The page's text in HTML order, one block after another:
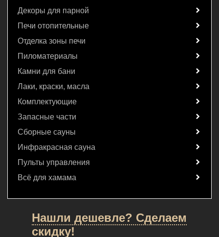
Декоры для парной
Печи отопительные
Отделка зоны печи
Пиломатериалы
Камни для бани
Лаки, краски, масла
Комплектующие
Запасные части
Сборные сауны
Инфракрасная сауна
Пульты управления
Всё для хамама
Нашли дешевле? Сделаем
скидку!